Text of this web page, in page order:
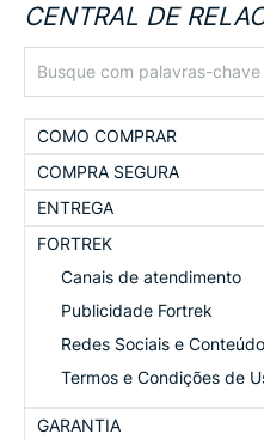
CENTRAL DE
COMO COMPRAR
COMPRA SEGURA
ENTREGA
FORTREK
Canais de atendimento
Publicidade Fortrek
Redes Sociais e
Termos e Condições de
GARANTIA